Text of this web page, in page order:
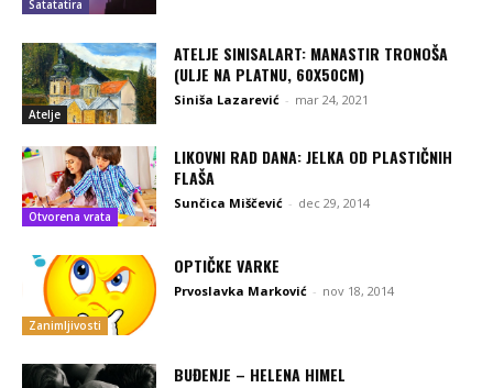
Satatatira
Atelje
ATELJE SINISALART: MANASTIR TRONOŠA
(ULJE NA PLATNU, 60X50CM)
Siniša Lazarević - mar 24, 2021
Otvorena vrata
LIKOVNI RAD DANA: JELKA OD PLASTIČNIH
FLAŠA
Sunčica Miščević - dec 29, 2014
Zanimljivosti
OPTIČKE VARKE
Prvoslavka Marković - nov 18, 2014
BUĐENJE – HELENA HIMEL